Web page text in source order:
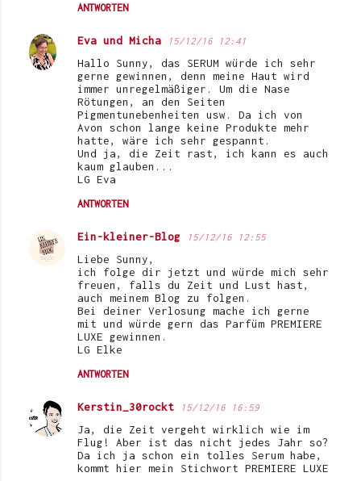
ANTWORTEN
Eva und Micha 15/12/16 12:41
Hallo Sunny, das SERUM würde ich sehr
gerne gewinnen, denn meine Haut wird
immer unregelmäßiger. Um die Nase
Rötungen, an den Seiten
Pigmentunebenheiten usw. Da ich von
Avon schon lange keine Produkte mehr
hatte, wäre ich sehr gespannt.
Und ja, die Zeit rast, ich kann es auch
kaum glauben...
LG Eva
ANTWORTEN
Ein-kleiner-Blog 15/12/16 12:55
Liebe Sunny,
ich folge dir jetzt und würde mich sehr
freuen, falls du Zeit und Lust hast,
auch meinem Blog zu folgen.
Bei deiner Verlosung mache ich gerne
mit und würde gern das Parfüm PREMIERE
LUXE gewinnen.
LG Elke
ANTWORTEN
Kerstin_30rockt 15/12/16 16:59
Ja, die Zeit vergeht wirklich wie im
Flug! Aber ist das nicht jedes Jahr so?
Da ich ja schon ein tolles Serum habe,
kommt hier mein Stichwort PREMIERE LUXE